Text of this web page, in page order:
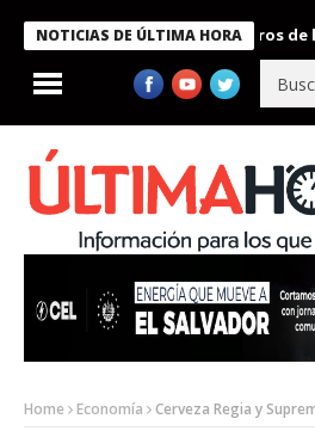
NOTICIAS DE ÚLTIMA HORA
condecora a miembros de la
Home Economía Cerveza Regia y